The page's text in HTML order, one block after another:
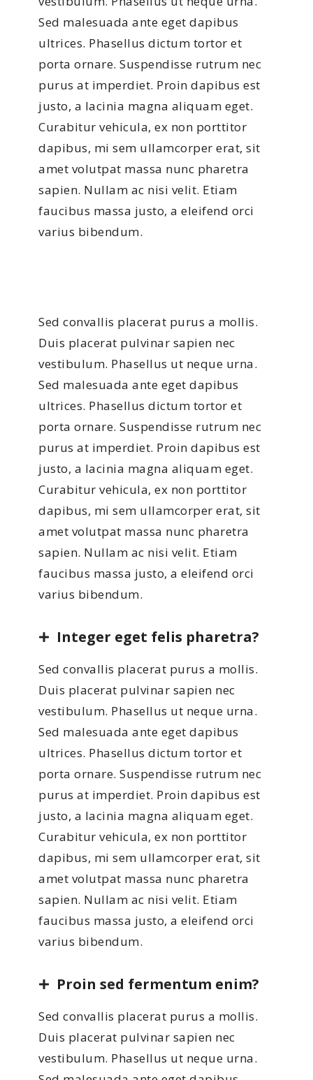
Sed malesuada ante eget dapibus
ultrices. Phasellus dictum tortor et
porta ornare. Suspendisse rutrum nec
purus at imperdiet. Proin dapibus est
justo, a lacinia magna aliquam eget.
Curabitur vehicula, ex non porttitor
dapibus, mi sem ullamcorper erat, sit
amet volutpat massa nunc pharetra
sapien. Nullam ac nisi velit. Etiam
faucibus massa justo, a eleifend orci
varius bibendum.
Sed convallis placerat purus a mollis.
Duis placerat pulvinar sapien nec
vestibulum. Phasellus ut neque urna.
Sed malesuada ante eget dapibus
ultrices. Phasellus dictum tortor et
porta ornare. Suspendisse rutrum nec
purus at imperdiet. Proin dapibus est
justo, a lacinia magna aliquam eget.
Curabitur vehicula, ex non porttitor
dapibus, mi sem ullamcorper erat, sit
amet volutpat massa nunc pharetra
sapien. Nullam ac nisi velit. Etiam
faucibus massa justo, a eleifend orci
varius bibendum.
Integer eget felis pharetra?
Sed convallis placerat purus a mollis.
Duis placerat pulvinar sapien nec
vestibulum. Phasellus ut neque urna.
Sed malesuada ante eget dapibus
ultrices. Phasellus dictum tortor et
porta ornare. Suspendisse rutrum nec
purus at imperdiet. Proin dapibus est
justo, a lacinia magna aliquam eget.
Curabitur vehicula, ex non porttitor
dapibus, mi sem ullamcorper erat, sit
amet volutpat massa nunc pharetra
sapien. Nullam ac nisi velit. Etiam
faucibus massa justo, a eleifend orci
varius bibendum.
Proin sed fermentum enim?
Sed convallis placerat purus a mollis.
Duis placerat pulvinar sapien nec
vestibulum. Phasellus ut neque urna.